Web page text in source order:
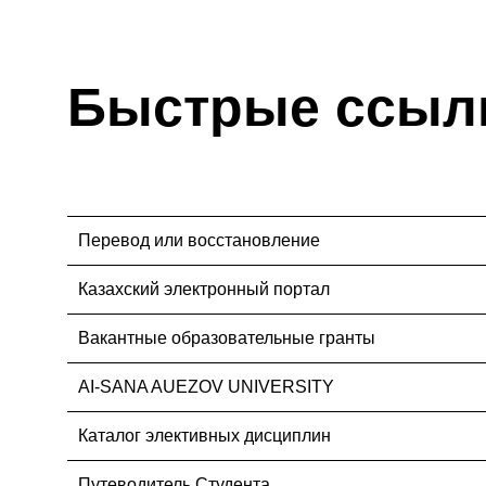
Быстрые
Перевод или восстановление
Казахский электронный портал
Вакантные образовательные гранты
AI-SANA AUEZOV UNIVERSITY
Каталог элективных дисциплин